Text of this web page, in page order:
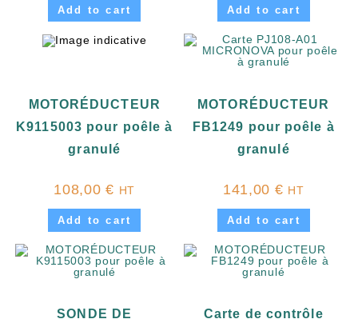
Add to cart Add to cart
MOTORÉDUCTEUR
K9115003 pour poêle à
granulé
108,00€ HT
Add to cart
MOTORÉDUCTEUR
FB1249 pour poêle à
granulé
141,00 € HT
Add to cart
SONDE DE
Carte de contrôle